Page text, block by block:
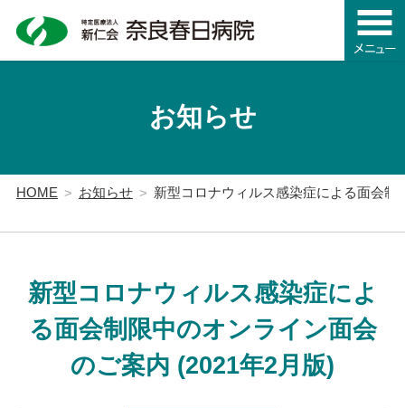
お知らせ
HOME お知らせ 新型コロナウィルス感染症による面会
新型コロナウィルス感染症によ
る面会制限中のオンライン面会
のご案内 (2021年2月版)